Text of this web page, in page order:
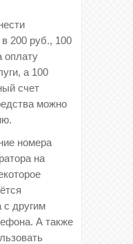
200 руб., 100
оплату
а 100
счет
можно
номера
на
с другим
А также